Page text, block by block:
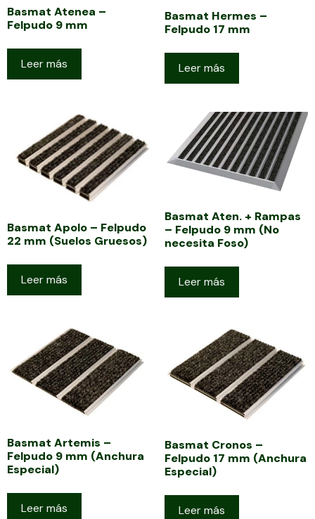
Basmat Atenea –
Felpudo 9 mm
Leer más
Basmat Hermes –
Felpudo 17 mm
Leer más
Basmat Apolo – Felpudo
22 mm (Suelos Gruesos)
Leer más
Basmat Aten. + Rampas
– Felpudo 9 mm (No
necesita Foso)
Leer más
Basmat Artemis –
Felpudo 9 mm (Anchura
Especial)
Leer más
Basmat Cronos –
Felpudo 17 mm (Anchura
Especial)
Leer más